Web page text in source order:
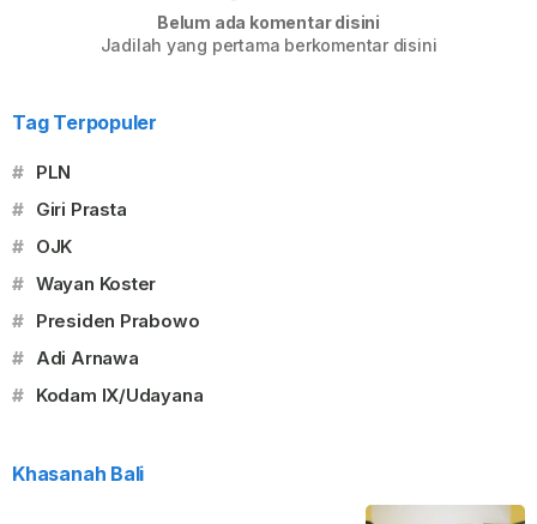
Belum ada komentar disini
Jadilah yang pertama berkomentar disini
Tag Terpopuler
# PLN
# Giri Prasta
# OJK
# Wayan Koster
# Presiden Prabowo
# Adi Arnawa
# Kodam IX/Udayana
Khasanah Bali